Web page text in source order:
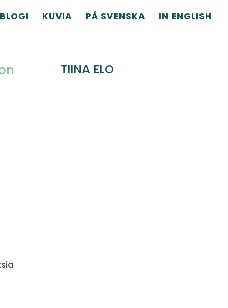
BLOGI KUVIA PÅ SVENSKA IN ENGLISH
TIINA ELO